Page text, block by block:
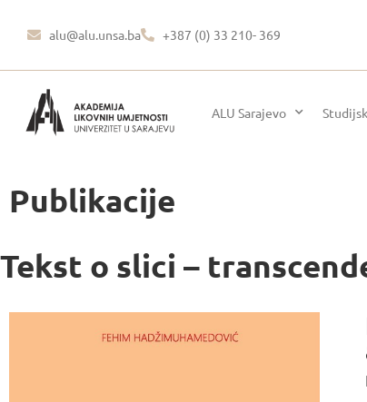
alu@alu.unsa.ba +387 (0) 33 210- 369
ALU Sarajevo
Publikacije
Tekst o slici –